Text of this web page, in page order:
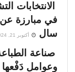
الانتخابات
في مبارزة
سال
أكتوبر 21, 2024
صناعة
وعوامل دَفْعها